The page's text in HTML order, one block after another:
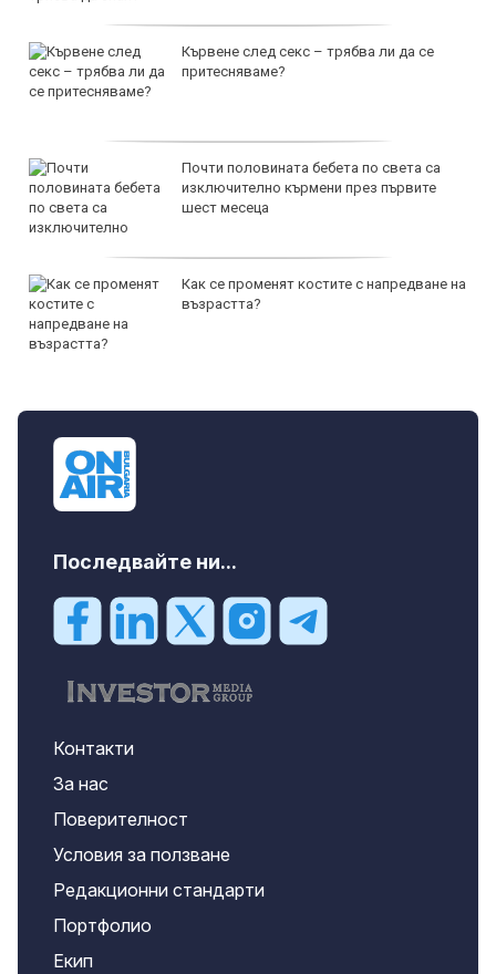
Кървене след секс – трябва ли да се
притесняваме?
Почти половината бебета по света са
изключително кърмени през първите
шест месеца
Как се променят костите с напредване на
възрастта?
Последвайте ни...
Контакти
За нас
Поверителност
Условия за ползване
Редакционни стандарти
Портфолио
Екип